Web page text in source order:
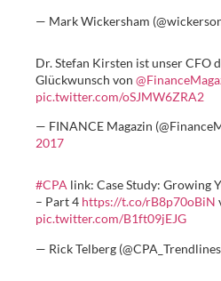
— Mark Wickersham
Dr. Stefan Kirsten ist unser CFO
Glückwunsch von
pic.twitter.com/oSJMW6ZRA2
— FINANCE Magazin
2017
#CPA link: Case Study: Growing
– Part 4 https://t.co/rB8p70oBiN
pic.twitter.com/B1ft09jEJG
— Rick Telberg